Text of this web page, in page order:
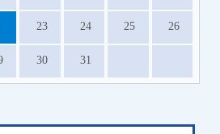
23 24 25 26
30 31